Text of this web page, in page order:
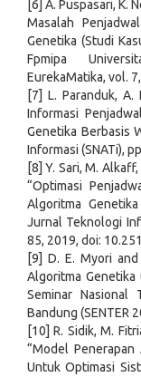
[6] A. Puspasari, K.
Masalah
Genetika (Studi
Fpmipa
EurekaMatika, vol.
[7] L. Paranduk, A.
Informasi
Genetika Berbasis
Informasi (SNATi),
[8] Y. Sari, M. Alkaff,
“Optimasi
Algoritma
Jurnal Teknologi
85, 2019, doi:
[9] D. E. Myori
Algoritma Genetika
Seminar Nasional
Bandung (SENTER
[10] R. Sidik, M.
“Model
Untuk Optimasi